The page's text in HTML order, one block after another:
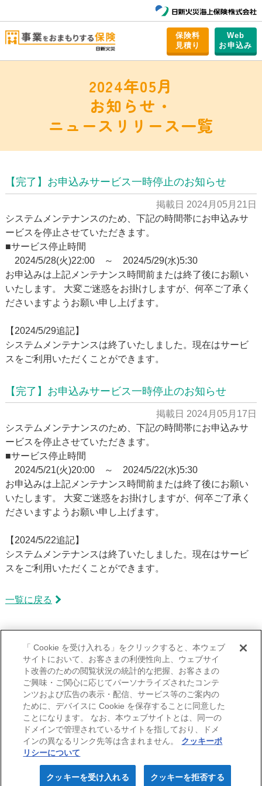
保険料
⾒積り
Web
お申込み
補償内容・サービス
飲⾷業
⼩売業
理容・美容業
建設業
その他業種
無料でご利⽤いただける
サービス（全業種共通）
申込み手続きの流れ・契約後の⼿続き
ニュース・お知らせ
よくある質問
会社情報 採用情報
IR情報
保険料⾒積り Webお申込み
2024年05月
お知らせ・
ニュースリリース一覧
【完了】お申込みサービス一時停止のお知らせ
掲載日 2024月05月21日
システムメンテナンスのため、下記の時間帯にお申込みサ
ービスを停止させていただきます。
■サービス停止時間
2024/5/28(火)22:00 ～ 2024/5/29(水)5:30
お申込みは上記メンテナンス時間前または終了後にお願い
いたします。 大変ご迷惑をお掛けしますが、何卒ご了承く
ださいますようお願い申し上げます。
【2024/5/29追記】
システムメンテナンスは終了いたしました。現在はサービ
スをご利用いただくことができます。
【完了】お申込みサービス一時停止のお知らせ
掲載日 2024月05月17日
システムメンテナンスのため、下記の時間帯にお申込みサ
ービスを停止させていただきます。
■サービス停止時間
2024/5/21(火)20:00 ～ 2024/5/22(水)5:30
お申込みは上記メンテナンス時間前または終了後にお願い
いたします。 大変ご迷惑をお掛けしますが、何卒ご了承く
ださいますようお願い申し上げます。
【2024/5/22追記】
システムメンテナンスは終了いたしました。現在はサービ
スをご利用いただくことができます。
一覧に戻る
2024年
2024年10月
2024年06月
2024年05月
2024年04月
2024年03月
2024年02月
2023年
2023年12月
当サイトのご利用にあたって 勧誘方針
個人情報の取扱いについて
利益相反取引等の管理に関する方針
「 Cookie を受け入れる」をクリックすると、本ウェブ
サイトにおいて、お客さまの利便性向上、ウェブサイ
ト改善のための閲覧状況の統計的な把握、お客さまの
ご興味・ご関心に応じてパーソナライズされたコンテ
ンツおよび広告の表示・配信、サービス等のご案内の
ために、デバイスに Cookie を保存することに同意した
ことになります。 なお、本ウェブサイトとは、同一の
ドメインで管理されているサイトを指しており、ドメ
インの異なるリンク先等は含まれません。
クッキーポ
リシーについて
クッキーを拒否する
クッキーを受け入れる